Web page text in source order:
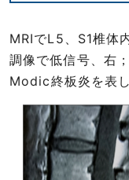
MRIでL5、S1椎
調像で低信号、右
Modic終板炎を表